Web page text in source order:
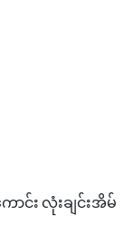
ာင်း လုံးချင်းအိမ်